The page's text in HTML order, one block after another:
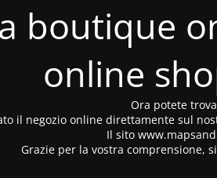
boutique
online
Ora potete
il negozio online direttamente sul
Il sito
Grazie per la vostra comprensione,